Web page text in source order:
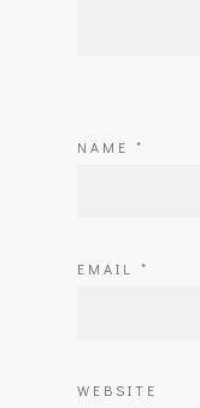
NAME *
EMAIL *
WEBSITE